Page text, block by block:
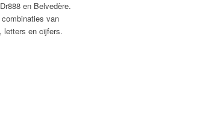
en Belvedère.
van
letters en cijfers.